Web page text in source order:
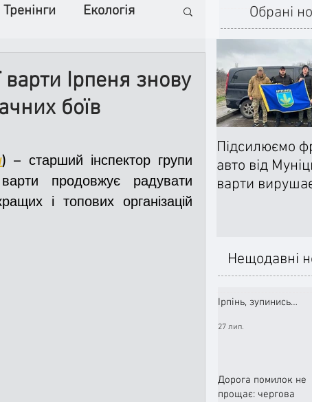
Тренінги Екологія
Паркування
Ірпеня знову
боїв
) – старший інспектор групи
варти продовжує радувати
і топових організацій
Обрані
Підсилюємо
авто від
варти
Нещодавні
Ірпінь, зупинись…
27 лип.
Дорога помилок не
прощає: чергова